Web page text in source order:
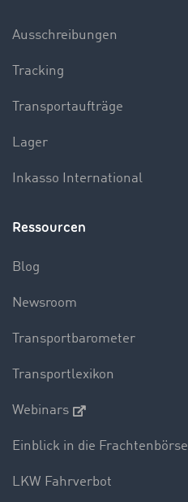
Ausschreibungen
Tracking
Transportaufträge
Lager
Inkasso International
Ressourcen
Blog
Newsroom
Transportbarometer
Transportlexikon
Webinars
Einblick in die Frachtenbörse
LKW Fahrverbot